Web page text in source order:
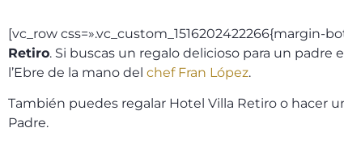
[vc_row
Retiro. Si buscas un regalo delicioso para un
l’Ebre de la mano del chef Fran López.
También puedes regalar Hotel Villa Retiro o hacer
Padre.